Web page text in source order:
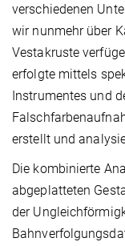
verschiedenen
wir nunmehr über
Vestakruste
erfolgte mittels
Instrumentes und
erstellt und
Die kombinierte
abgeplatteten
der